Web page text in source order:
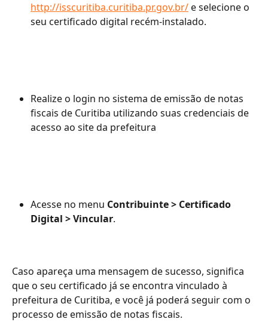
http://isscuritiba.curitiba.pr.gov.br/ e selecione o
seu certificado digital recém-instalado.
Realize o login no sistema de emissão de notas
fiscais de Curitiba utilizando suas credenciais de
acesso ao site da prefeitura
Acesse no menu Contribuinte > Certificado
Digital > Vincular.
Caso apareça uma mensagem de sucesso, significa
que o seu certificado já se encontra vinculado à
prefeitura de Curitiba, e você já poderá seguir com o
processo de emissão de notas fiscais.